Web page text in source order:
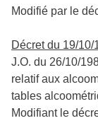
Modifié par le
Décret du 19/10/
J.O. du 26/10/
relatif aux
tables
Modifiant le